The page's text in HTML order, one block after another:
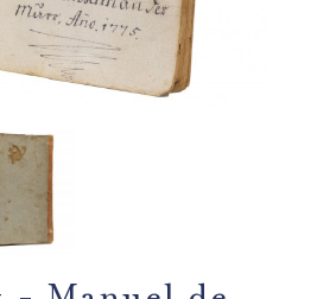
- Manuel de